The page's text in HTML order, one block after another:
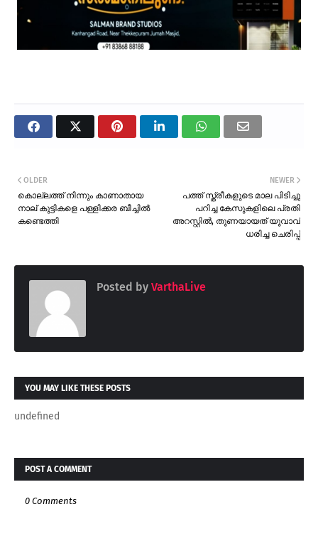
NEWER
പത്ത് സ്ത്രീകളുടെ മാല പിടിച്ചു
പറിച്ച കേസുകളിലെ പ്രതി
അറസ്റ്റിൽ, തുണയായത് യുവാവ്
ധരിച്ച ചെരിപ്പ്
OLDER
കൊല്ലത്ത് നിന്നും കാണാതായ
നാല് കുട്ടികളെ പള്ളിക്കര ബീച്ചിൽ
കണ്ടെത്തി
Posted by VarthaLive
YOU MAY LIKE THESE POSTS
undefined
POST A COMMENT
0 Comments